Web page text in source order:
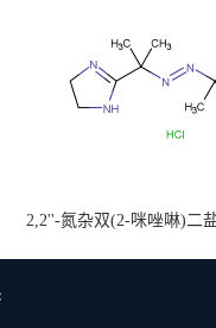
2,2''-氮杂双(2-咪唑啉)二